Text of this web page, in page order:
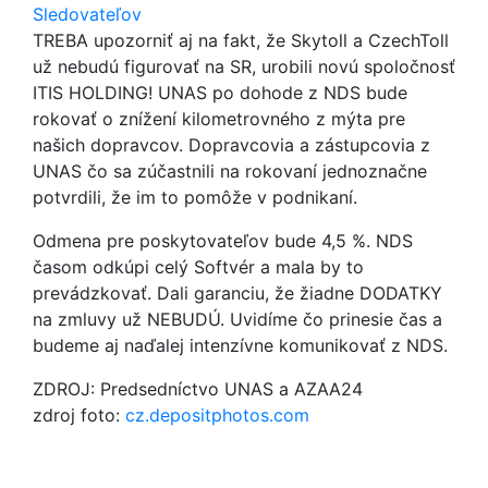
Sledovateľov
TREBA upozorniť aj na fakt, že Skytoll a CzechToll
už nebudú figurovať na SR, urobili novú spoločnosť
ITIS HOLDING! UNAS po dohode z NDS bude
rokovať o znížení kilometrovného z mýta pre
našich dopravcov. Dopravcovia a zástupcovia z
UNAS čo sa zúčastnili na rokovaní jednoznačne
potvrdili, že im to pomôže v podnikaní.
Odmena pre poskytovateľov bude 4,5 %. NDS
časom odkúpi celý Softvér a mala by to
prevádzkovať. Dali garanciu, že žiadne DODATKY
na zmluvy už NEBUDÚ. Uvidíme čo prinesie čas a
budeme aj naďalej intenzívne komunikovať z NDS.
ZDROJ: Predsedníctvo UNAS a AZAA24
zdroj foto: cz.depositphotos.com